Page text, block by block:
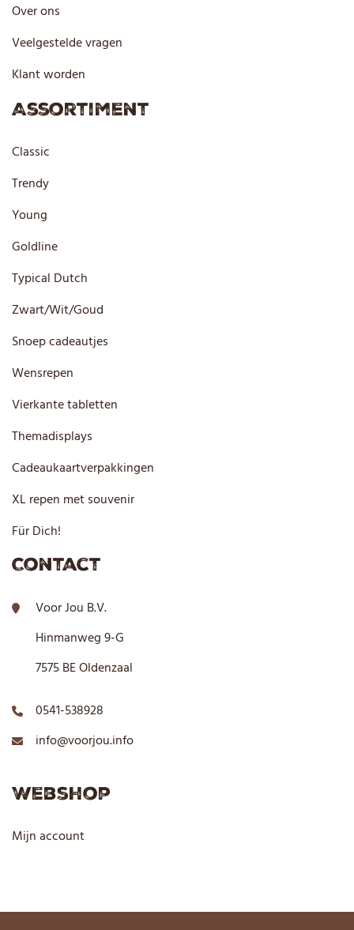
Over ons
Veelgestelde vragen
Klant worden
Assortiment
Classic
Trendy
Young
Goldline
Typical Dutch
Zwart/Wit/Goud
Snoep cadeautjes
Wensrepen
Vierkante tabletten
Themadisplays
Cadeaukaartverpakkingen
XL repen met souvenir
Für Dich!
Contact
Voor Jou B.V.
Hinmanweg 9-G
7575 BE Oldenzaal
0541-538928
info@voorjou.info
Webshop
Mijn account